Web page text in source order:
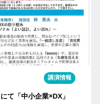
講演情報
て「中小企業×DX」